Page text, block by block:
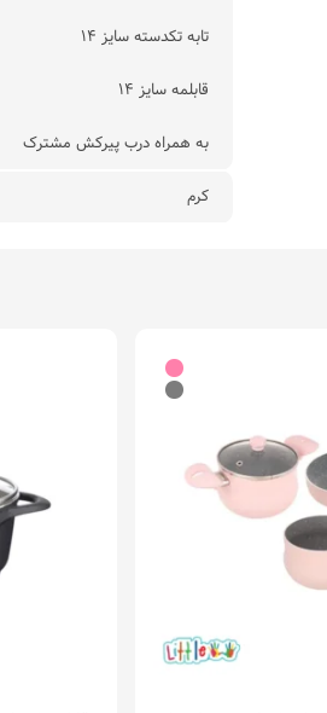
تابه تکدسته سایز ۱۴
قابلمه سایز ۱۴
به همراه درب پیرکش مشترک
کرم